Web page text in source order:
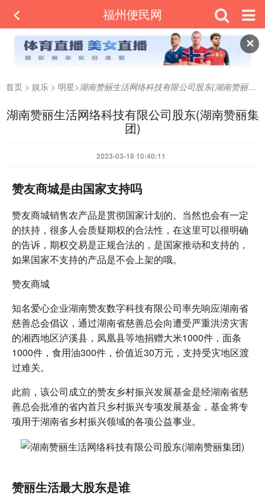
✕
福州便民网
首页 > 娱乐 > 明星>湖南赞丽生活网络科技有限公司股东(湖南赞丽集团)
湖南赞丽生活网络科技有限公司股东(湖南赞丽集
团)
2023-03-18 10:40:11
赞友商城是由国家支持吗
赞友商城销售农产品是贯彻国家计划的。当然也会有一定
的扶持，很多人会质疑期权的合法性，在这里可以很明确
的告诉，期权交易是正规合法的，是国家推动和支持的，
如果国家不支持的产品是不会上架的哦。
赞友商城
知名爱心企业湖南赞友数字科技有限公司率先响应湖南省
慈善总会倡议，通过湖南省慈善总会向遭受严重洪涝灾害
的湘西地区泸溪县，凤凰县等地捐赠大米1000件，面条
1000件，食用油300件，价值近30万元，支持受灾地区渡
过难关。
此前，该公司成立的赞友乡村振兴发展基金是经湖南省慈
善总会批准的省内首只乡村振兴专项发展基金，基金将专
项用于湖南省乡村振兴领域的各项公益事业。
赞丽生活最大股东是谁